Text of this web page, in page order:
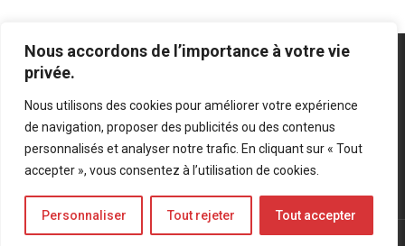
Nous accordons de l’importance à votre vie
privée.
Nous utilisons des cookies pour améliorer votre expérience
de navigation, proposer des publicités ou des contenus
personnalisés et analyser notre trafic. En cliquant sur « Tout
accepter », vous consentez à l’utilisation de cookies.
Personnaliser Tout rejeter Tout accepter
Mentions légales Politique de confidentialité
Bluesky
LinkedIn
Twitter
© Forces Operations Blog - 2022